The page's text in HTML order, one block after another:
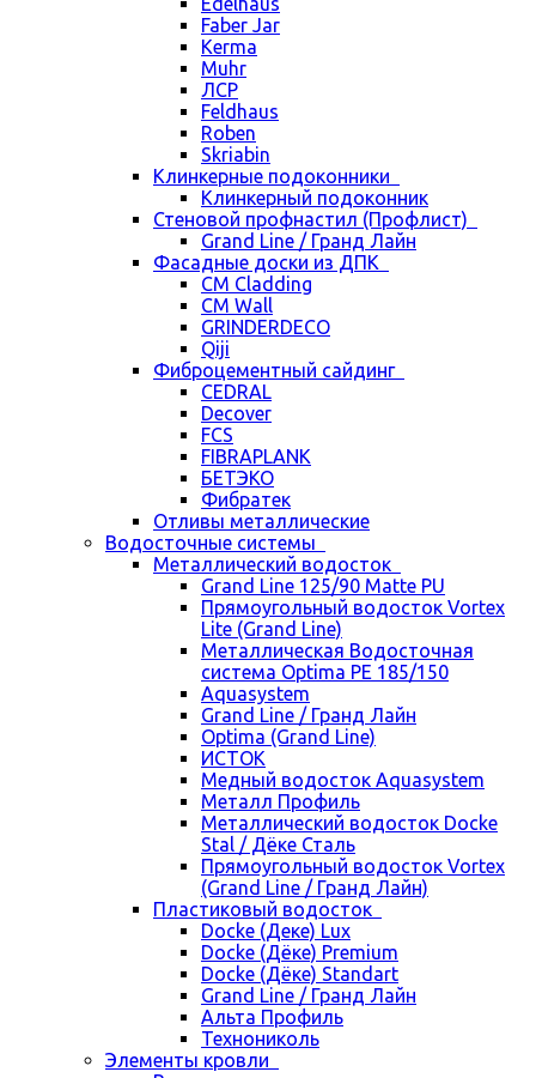
Faber Jar
Kerma
Muhr
ЛСР
Feldhaus
Roben
Skriabin
Клинкерные подоконники
Клинкерный подоконник
Стеновой профнастил (Профлист)
Grand Line / Гранд Лайн
Фасадные доски из ДПК
CM Cladding
CM Wall
GRINDERDECO
Qiji
Фиброцементный сайдинг
CEDRAL
Decover
FCS
FIBRAPLANK
БЕТЭКО
Фибратек
Отливы металлические
Водосточные системы
Металлический водосток
Grand Line 125/90 Matte PU
Прямоугольный водосток Vortex
Lite (Grand Line)
Металлическая Водосточная
система Optima PE 185/150
Aquasystem
Grand Line / Гранд Лайн
Optima (Grand Line)
ИСТОК
Медный водосток Aquasystem
Металл Профиль
Металлический водосток Docke
Stal / Дёке Сталь
Прямоугольный водосток Vortex
(Grand Line / Гранд Лайн)
Пластиковый водосток
Docke (Деке) Lux
Docke (Дёке) Premium
Docke (Дёке) Standart
Grand Line / Гранд Лайн
Альта Профиль
Технониколь
Элементы кровли